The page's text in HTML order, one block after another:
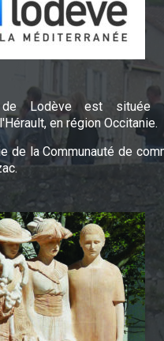
de Lodève est située
en région Occitanie.
de la Communauté de